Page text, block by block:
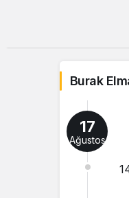
Burak
17
Ağustos